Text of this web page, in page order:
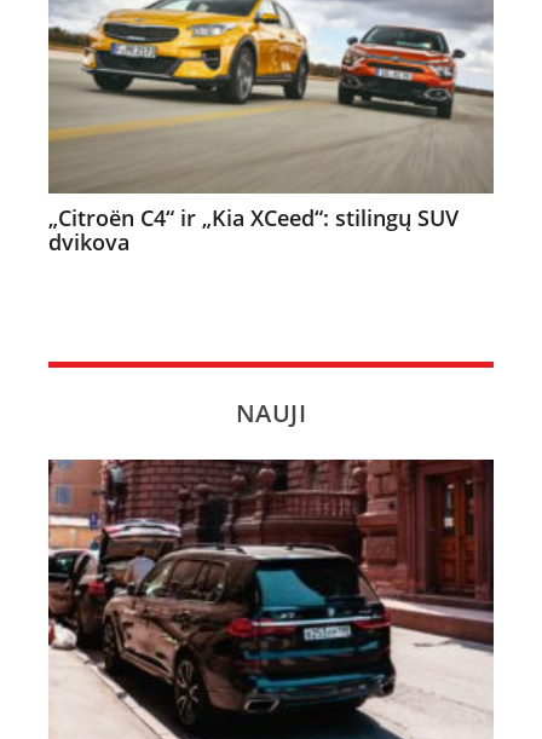
„Citroën C4“ ir „Kia XCeed“: stilingų SUV
dvikova
NAUJI